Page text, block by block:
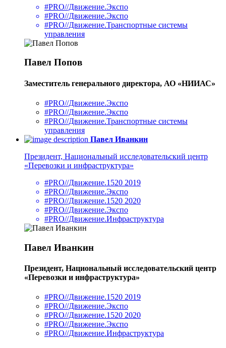
#PRO//Движение.Экспо
#PRO//Движение.Экспо
#PRO//Движение.Транспортные системы
управления
Павел Попов
Заместитель генерального директора, АО «НИИАС»
#PRO//Движение.Экспо
#PRO//Движение.Экспо
#PRO//Движение.Транспортные системы
управления
Павел Иванкин
Президент, Национальный исследовательский центр
«Перевозки и инфраструктура»
#PRO//Движение.1520 2019
#PRO//Движение.Экспо
#PRO//Движение.1520 2020
#PRO//Движение.Экспо
#PRO//Движение.Инфраструктура
Павел Иванкин
Президент, Национальный исследовательский центр
«Перевозки и инфраструктура»
#PRO//Движение.1520 2019
#PRO//Движение.Экспо
#PRO//Движение.1520 2020
#PRO//Движение.Экспо
#PRO//Движение.Инфраструктура